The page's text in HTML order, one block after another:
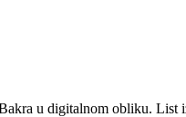
u digitalnom obliku. List